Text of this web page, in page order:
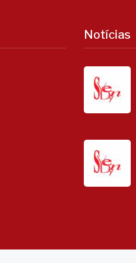
Notícias